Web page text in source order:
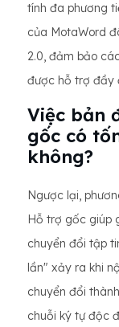
tính đa phương
của MotaWord
2.0, đảm bảo
được hỗ trợ đầy
Việc bản
gốc có
không?
Ngược lại,
Hỗ trợ gốc giúp
chuyển đổi tập
lần" xảy ra khi
chuyển đổi
chuỗi ký tự độc